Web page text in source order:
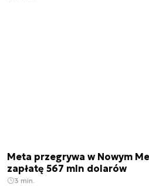
Meta przegrywa w Nowym
zapłatę 567 mln dolarów
3 min.